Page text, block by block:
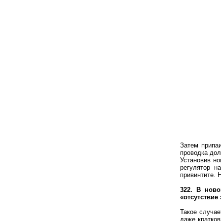
Затем
проводка
Установив
регулятор
привинтите.
322. В
Такое
даже